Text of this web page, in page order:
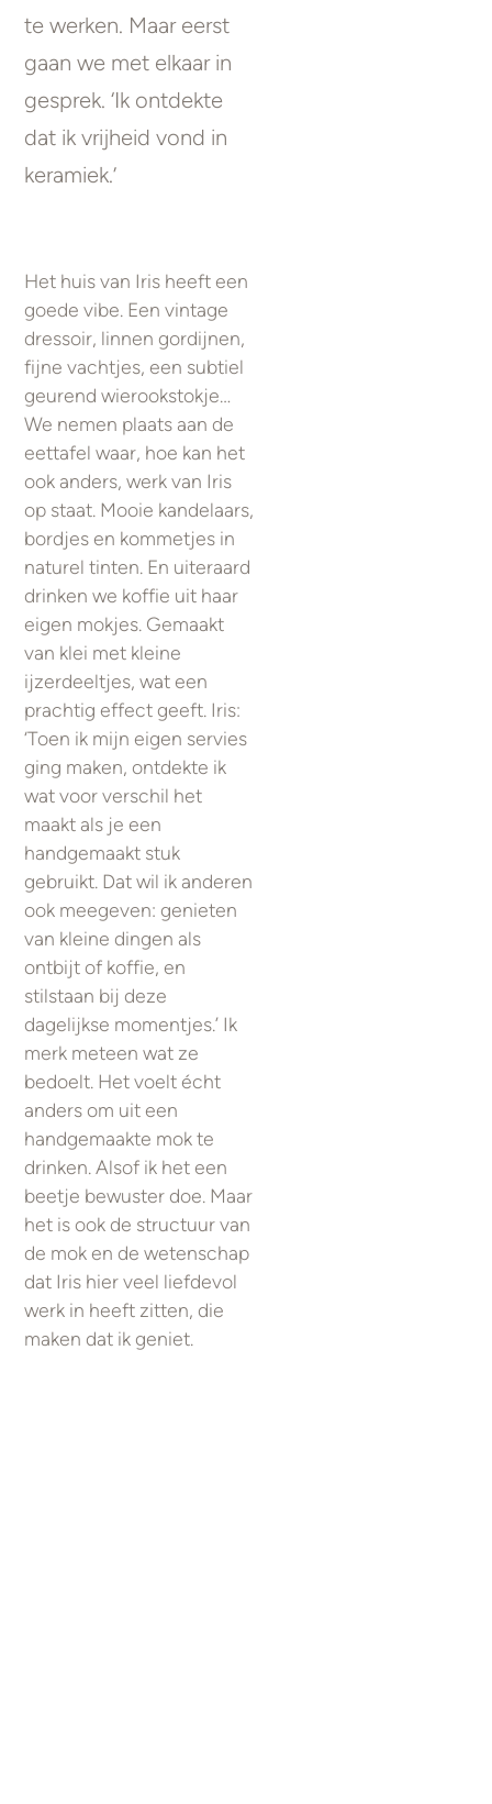
te werken. Maar eerst
gaan we met elkaar in
gesprek. ‘Ik ontdekte
dat ik vrijheid vond in
keramiek.’
Het huis van Iris heeft een
goede vibe. Een vintage
dressoir, linnen gordijnen,
fijne vachtjes, een subtiel
geurend wierookstokje…
We nemen plaats aan de
eettafel waar, hoe kan het
ook anders, werk van Iris
op staat. Mooie kandelaars,
bordjes en kommetjes in
naturel tinten. En uiteraard
drinken we koffie uit haar
eigen mokjes. Gemaakt
van klei met kleine
ijzerdeeltjes, wat een
prachtig effect geeft. Iris:
‘Toen ik mijn eigen servies
ging maken, ontdekte ik
wat voor verschil het
maakt als je een
handgemaakt stuk
gebruikt. Dat wil ik anderen
ook meegeven: genieten
van kleine dingen als
ontbijt of koffie, en
stilstaan bij deze
dagelijkse momentjes.’ Ik
merk meteen wat ze
bedoelt. Het voelt écht
anders om uit een
handgemaakte mok te
drinken. Alsof ik het een
beetje bewuster doe. Maar
het is ook de structuur van
de mok en de wetenschap
dat Iris hier veel liefdevol
werk in heeft zitten, die
maken dat ik geniet.